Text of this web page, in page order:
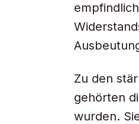
Zu den
gehörten
wurden.